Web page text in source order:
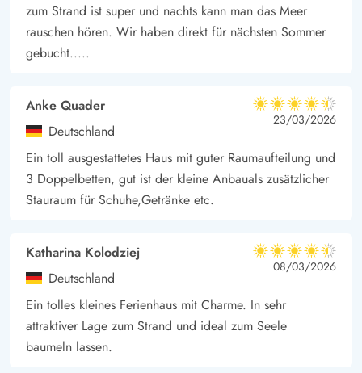
zum Strand ist super und nachts kann man das Meer
rauschen hören. Wir haben direkt für nächsten Sommer
gebucht.....
Anke Quader
Deutschland
4.5 von 5
4.5 von 5
4.5 out of 5
23/03/2026
Ein toll ausgestattetes Haus mit guter Raumaufteilung und
3 Doppelbetten, gut ist der kleine Anbauals zusätzlicher
Stauraum für Schuhe,Getränke etc.
Katharina Kolodziej
Deutschland
4.5 von 5
4.5 von 5
4.5 out of 5
08/03/2026
Ein tolles kleines Ferienhaus mit Charme. In sehr
attraktiver Lage zum Strand und ideal zum Seele
baumeln lassen.